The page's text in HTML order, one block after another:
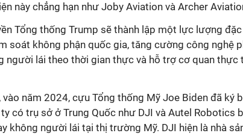
này chẳng hạn như Joby Aviation và Archer
Tổng thống Trump sẽ thành lập một lực lượng
soát không phận quốc gia, tăng cường công nghệ
người lái theo thời gian thực và hỗ trợ cơ quan thực
năm 2024, cựu Tổng thống Mỹ Joe Biden đã ký
có trụ sở ở Trung Quốc như DJI và Autel Robotics
không người lái tại thị trường Mỹ. DJI hiện là nhà